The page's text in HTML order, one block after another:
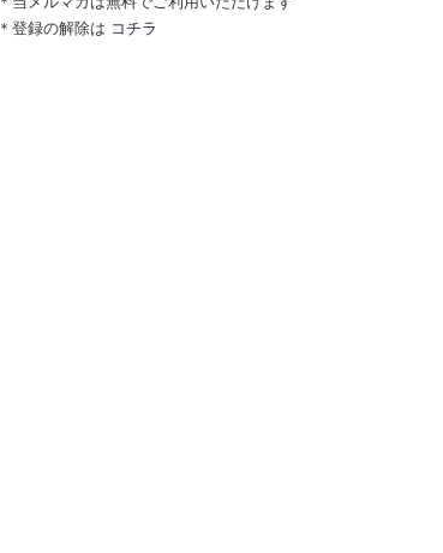
＊登録の解除は コチラ